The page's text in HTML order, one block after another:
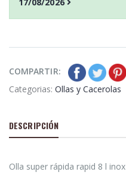
COMPARTIR:
Categorias: Ollas y Cacerolas
DESCRIPCIÓN
Olla super rápida rapid 8 l